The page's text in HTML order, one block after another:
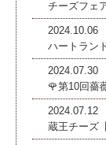
チーズフェ
2024.10.06
ハートラン
2024.07.30
🌹第10回薔
2024.07.12
蔵王チーズ